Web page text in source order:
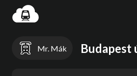
Mr. Mák Budapest